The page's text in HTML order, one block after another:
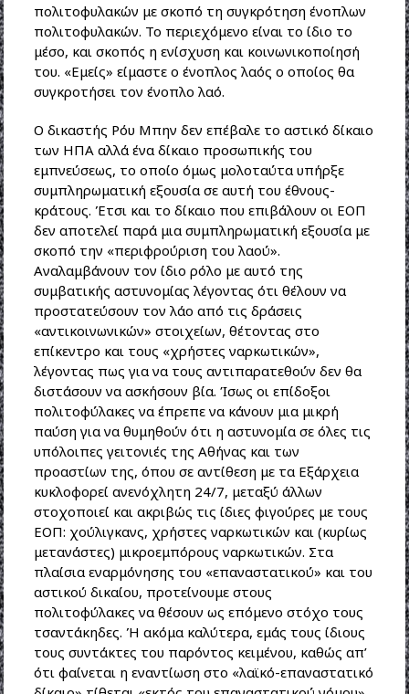
πολιτοφυλακών με σκοπό τη συγκρότηση ένοπλων
πολιτοφυλακών. Το περιεχόμενο είναι το ίδιο το
μέσο, και σκοπός η ενίσχυση και κοινωνικοποίησή
του. «Εμείς» είμαστε ο ένοπλος λαός ο οποίος θα
συγκροτήσει τον ένοπλο λαό.
Ο δικαστής Ρόυ Μπην δεν επέβαλε το αστικό δίκαιο
των ΗΠΑ αλλά ένα δίκαιο προσωπικής του
εμπνεύσεως, το οποίο όμως μολοταύτα υπήρξε
συμπληρωματική εξουσία σε αυτή του έθνους-
κράτους. Έτσι και το δίκαιο που επιβάλουν οι ΕΟΠ
δεν αποτελεί παρά μια συμπληρωματική εξουσία με
σκοπό την «περιφρούριση του λαού».
Αναλαμβάνουν τον ίδιο ρόλο με αυτό της
συμβατικής αστυνομίας λέγοντας ότι θέλουν να
προστατεύσουν τον λάο από τις δράσεις
«αντικοινωνικών» στοιχείων, θέτοντας στο
επίκεντρο και τους «χρήστες ναρκωτικών»,
λέγοντας πως για να τους αντιπαρατεθούν δεν θα
διστάσουν να ασκήσουν βία. Ίσως οι επίδοξοι
πολιτοφύλακες να έπρεπε να κάνουν μια μικρή
παύση για να θυμηθούν ότι η αστυνομία σε όλες τις
υπόλοιπες γειτονιές της Αθήνας και των
προαστίων της, όπου σε αντίθεση με τα Εξάρχεια
κυκλοφορεί ανενόχλητη 24/7, μεταξύ άλλων
στοχοποιεί και ακριβώς τις ίδιες φιγούρες με τους
ΕΟΠ: χούλιγκανς, χρήστες ναρκωτικών και (κυρίως
μετανάστες) μικροεμπόρους ναρκωτικών. Στα
πλαίσια εναρμόνησης του «επαναστατικού» και του
αστικού δικαίου, προτείνουμε στους
πολιτοφύλακες να θέσουν ως επόμενο στόχο τους
τσαντάκηδες. Ή ακόμα καλύτερα, εμάς τους ίδιους
τους συντάκτες του παρόντος κειμένου, καθώς απ’
ότι φαίνεται η εναντίωση στο «λαϊκό-επαναστατικό